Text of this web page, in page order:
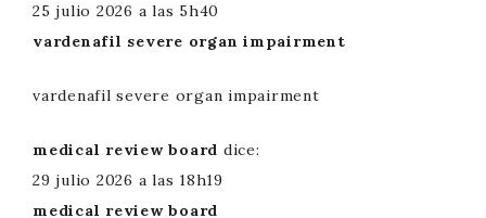
25 julio 2026 a las 5h40
vardenafil severe organ impairment
vardenafil severe organ impairment
medical review board dice:
29 julio 2026 a las 18h19
medical review board